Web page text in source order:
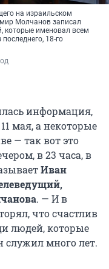
на израильском
Молчанов записал
которые именовал всем
18-го
информация,
мая, а некоторые
— так вот это
в 23 часа, в
Иван
. — И в
что счастлив
людей, которые
много лет.